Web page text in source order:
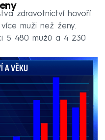
zdravotnictví hovoří
muži než ženy.
5 480 mužů a 4 230